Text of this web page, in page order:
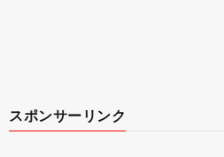
スポンサーリンク